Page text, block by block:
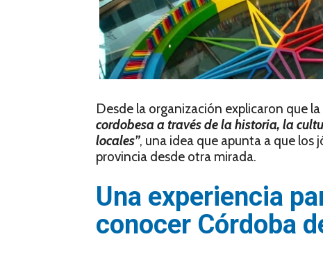
Desde la organización explicaron que
cordobesa a través de la historia, la
locales”, una idea que apunta a que los
provincia desde otra mirada.
Una experiencia
conocer Córdoba